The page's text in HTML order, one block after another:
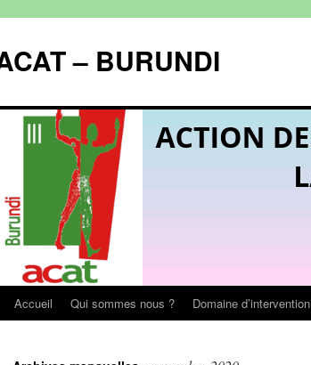
contenu
– BURUNDI
Accueil Qui sommes nous ? Domaine d’intervention